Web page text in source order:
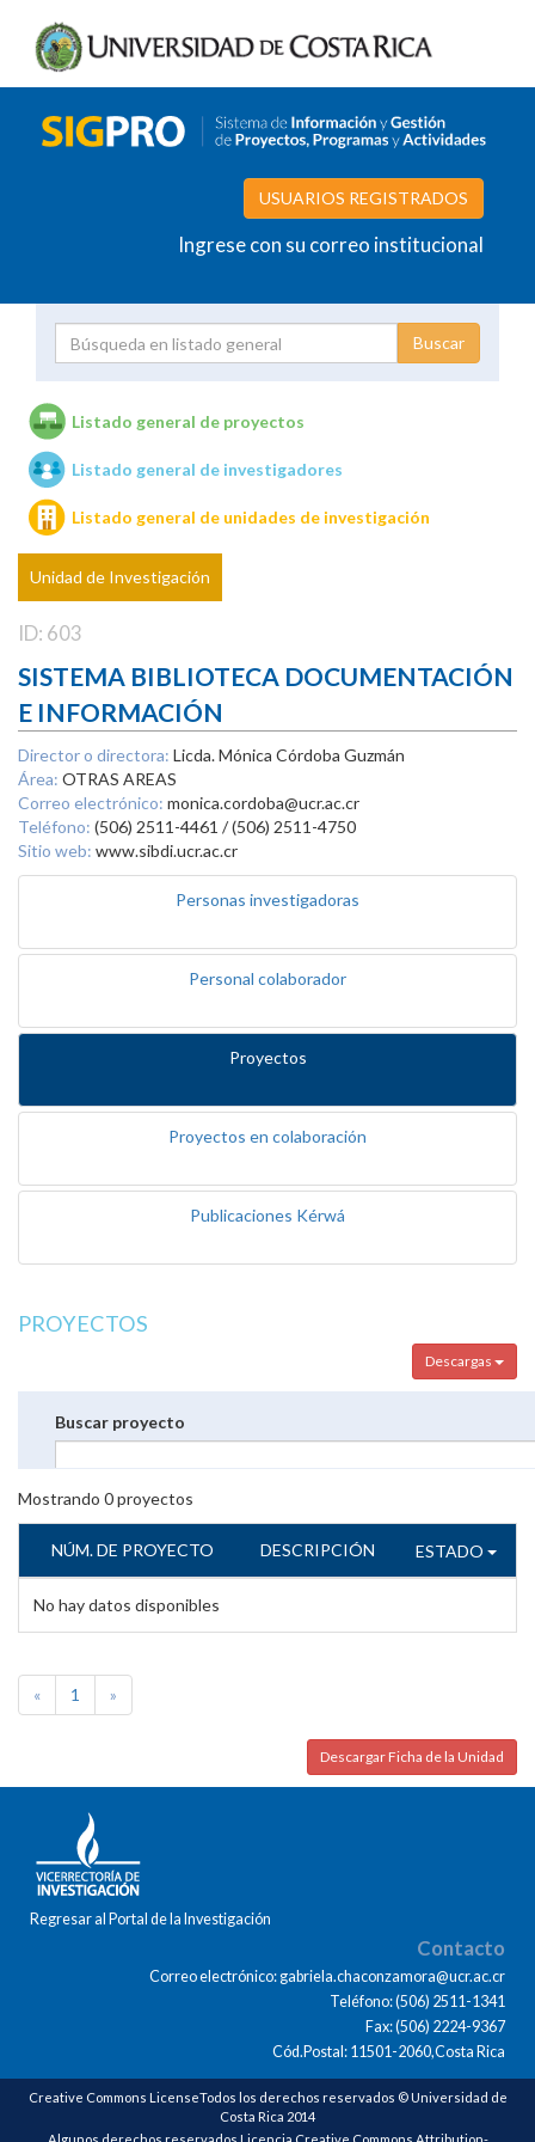
USUARIOS REGISTRADOS
Ingrese con su correo institucional
Unidades de investigación
Listado general de proyectos
Listado general de investigadores
Listado general de unidades de investigación
Unidad de Investigación
ID: 603
SISTEMA BIBLIOTECA DOCUMENTACIÓN
E INFORMACIÓN
Director o directora: Licda. Mónica Córdoba Guzmán
Área: OTRAS AREAS
Correo electrónico: monica.cordoba@ucr.ac.cr
Teléfono: (506) 2511-4461 / (506) 2511-4750
Sitio web: www.sibdi.ucr.ac.cr
Personas investigadoras
Personal colaborador
Proyectos
Proyectos en colaboración
Publicaciones Kérwá
PROYECTOS
Descargas
Buscar proyecto
Mostrando 0proyectos
NÚM. DE PROYECTO DESCRIPCIÓN ESTADO
No hay datos disponibles
« 1 »
Descargar Ficha de la Unidad
Regresar al Portal de la Investigación
Contacto
Correo electrónico: gabriela.chaconzamora@ucr.ac.cr
Teléfono: (506) 2511-1341
Fax: (506) 2224-9367
Cód.Postal: 11501-2060,Costa Rica
Creative Commons LicenseTodos los derechos reservados © Universidad de
Costa Rica 2014